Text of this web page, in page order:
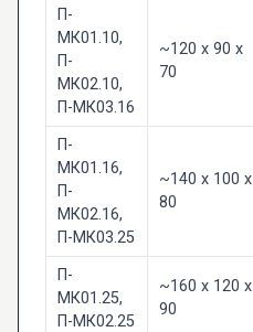
П-
МК01.10,
П-
МК02.10,
П-МК03.16
~120 х 90 х
70
П-
МК01.16,
П-
МК02.16,
П-МК03.25
~140 х 100 х
80
П-
МК01.25,
П-МК02.25
~160 х 120 х
90